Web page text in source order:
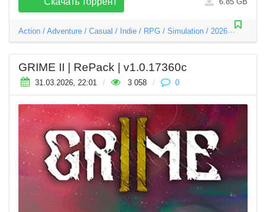
Action / Adventure / Casual / Indie / RPG / Simulation / 2026
GRIME II | RePack | v1.0.17360c
31.03.2026, 22:01 / 3 058 / 0